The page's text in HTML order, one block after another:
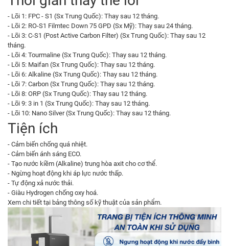
- Lõi 1: FPC - S1 (Sx Trung Quốc): Thay sau 12 tháng.
- Lõi 2: RO-S1 Filmtec Down 75 GPD (Sx Mỹ): Thay sau 24 tháng.
- Lõi 3: C-S1 (Post Active Carbon Filter) (Sx Trung Quốc): Thay sau 12
tháng.
- Lõi 4: Tourmaline (Sx Trung Quốc): Thay sau 12 tháng.
- Lõi 5: Maifan (Sx Trung Quốc): Thay sau 12 tháng.
- Lõi 6: Alkaline (Sx Trung Quốc): Thay sau 12 tháng.
- Lõi 7: Carbon (Sx Trung Quốc): Thay sau 12 tháng.
- Lõi 8: ORP (Sx Trung Quốc): Thay sau 12 tháng.
- Lõi 9: 3 in 1 (Sx Trung Quốc): Thay sau 12 tháng.
- Lõi 10: Nano Silver (Sx Trung Quốc): Thay sau 12 tháng.
Tiện ích
- Cảm biến chống quá nhiệt.
- Cảm biến ánh sáng ECO.
- Tạo nước kiềm (Alkaline) trung hòa axit cho cơ thể.
- Ngừng hoạt động khi áp lực nước thấp.
- Tự động xả nước thải.
- Giàu Hydrogen chống oxy hoá.
Xem chi tiết tại bảng thông số kỹ thuật của sản phẩm.